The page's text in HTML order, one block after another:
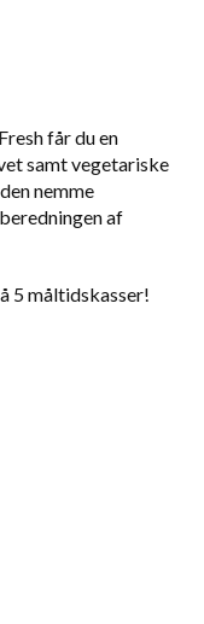
får du en
samt vegetariske
nemme
af
5 måltidskasser!